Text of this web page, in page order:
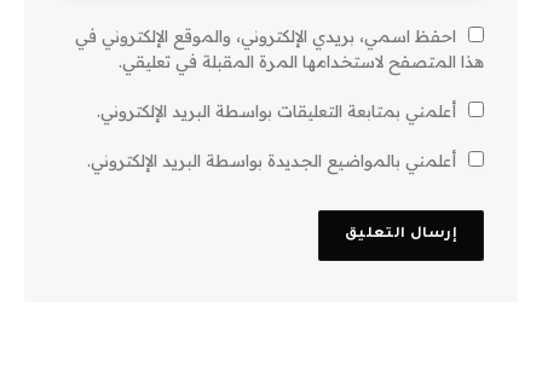
احفظ اسمي، بريدي الإلكتروني، والموقع الإلكتروني في
هذا المتصفح لاستخدامها المرة المقبلة في تعليقي.
أعلمني بمتابعة التعليقات بواسطة البريد الإلكتروني.
أعلمني بالمواضيع الجديدة بواسطة البريد الإلكتروني.